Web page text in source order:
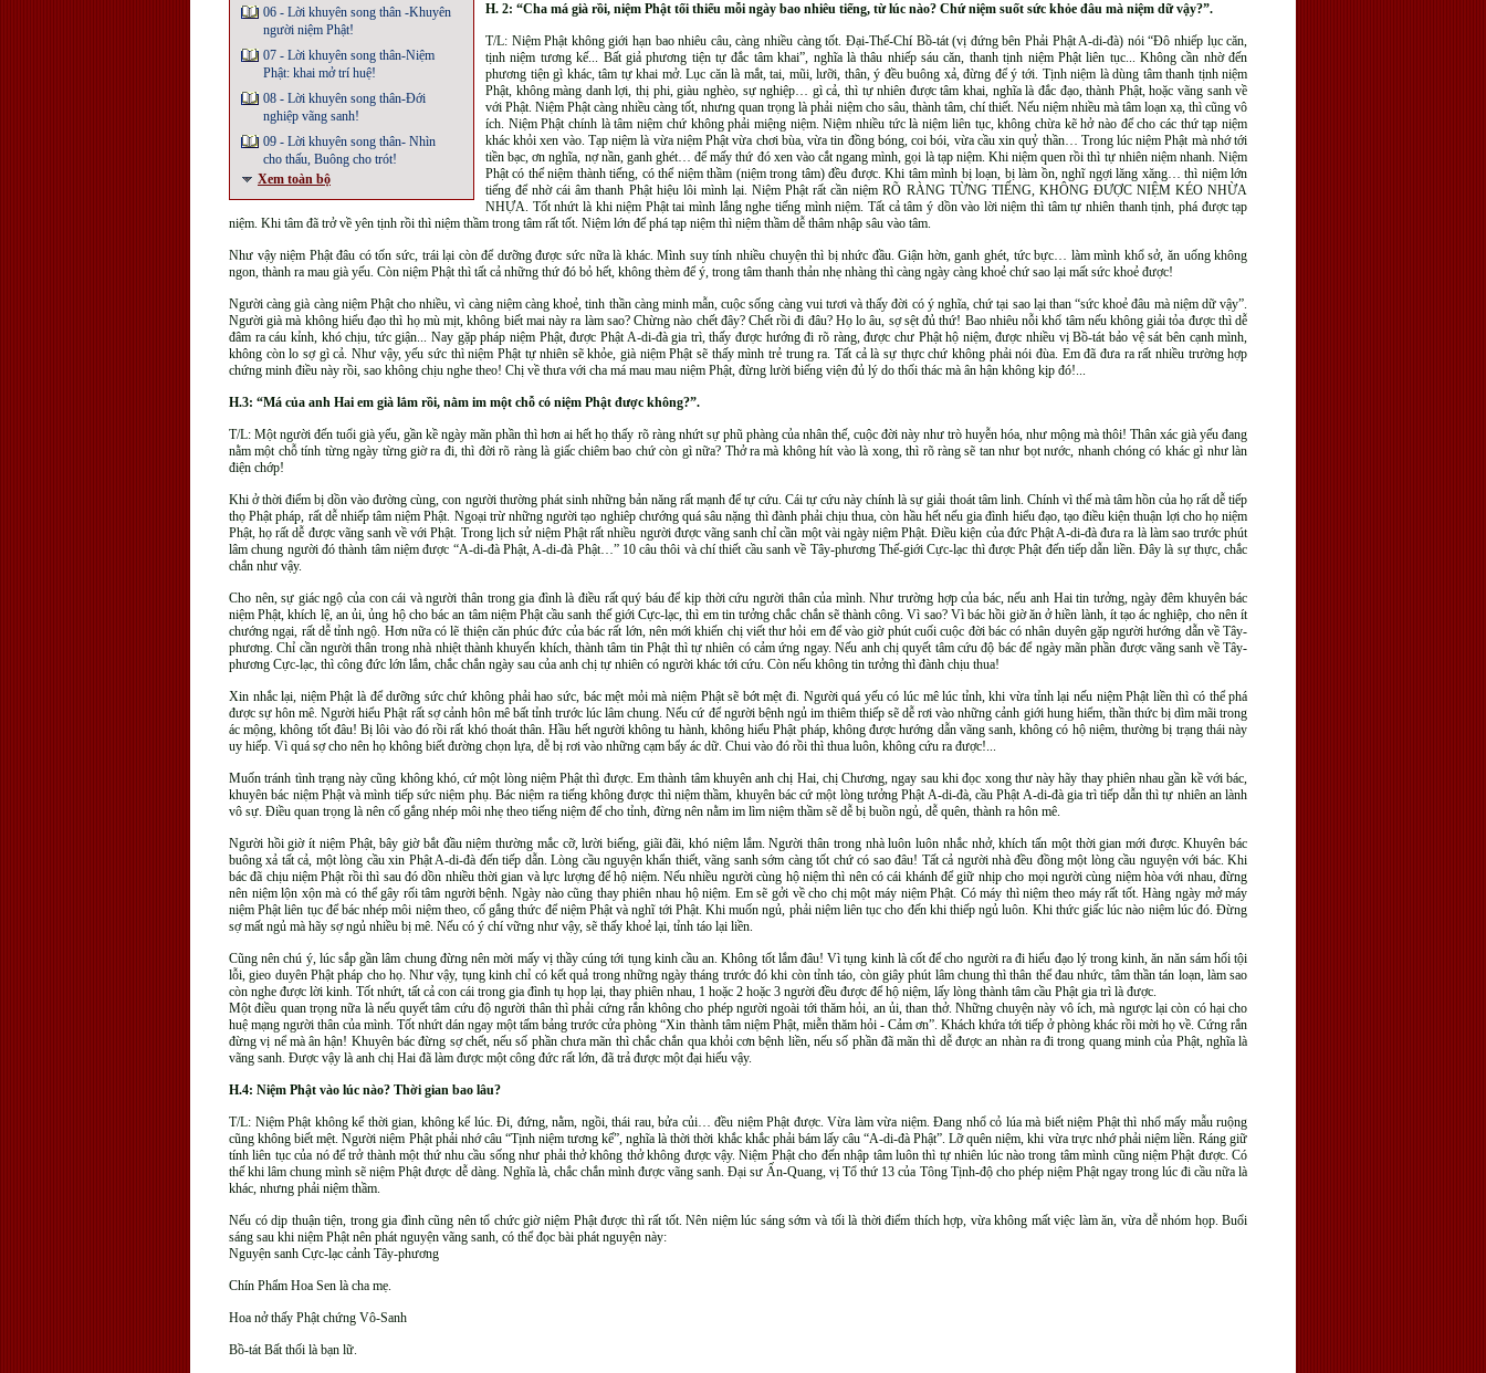
06 - Lời khuyên song thân -Khuyên
người niệm Phật!
07 - Lời khuyên song thân-Niệm
Phật: khai mở trí huệ!
08 - Lời khuyên song thân-Đới
nghiệp vãng sanh!
09 - Lời khuyên song thân- Nhìn
cho thấu, Buông cho trót!
Xem toàn bộ
H. 2: “Cha má già rồi, niệm Phật tối thiểu mỗi ngày bao nhiêu tiếng, từ lúc nào? Chứ niệm suốt sức khỏe đâu mà niệm dữ vậy?”.
T/L: Niệm Phật không giới hạn bao nhiêu câu, càng nhiều càng tốt. Đại-Thế-Chí Bồ-tát (vị đứng bên Phải Phật A-di-đà) nói “Đô nhiếp lục căn,
tịnh niệm tương kế... Bất giả phương tiện tự đắc tâm khai”, nghĩa là thâu nhiếp sáu căn, thanh tịnh niệm Phật liên tục... Không cần nhờ đến
phương tiện gì khác, tâm tự khai mở. Lục căn là mắt, tai, mũi, lưỡi, thân, ý đều buông xả, đừng để ý tới. Tịnh niệm là dùng tâm thanh tịnh niệm
Phật, không màng danh lợi, thị phi, giàu nghèo, sự nghiệp… gì cả, thì tự nhiên được tâm khai, nghĩa là đắc đạo, thành Phật, hoặc vãng sanh về
với Phật. Niệm Phật càng nhiều càng tốt, nhưng quan trọng là phải niệm cho sâu, thành tâm, chí thiết. Nếu niệm nhiều mà tâm loạn xạ, thì cũng vô
ích. Niệm Phật chính là tâm niệm chứ không phải miệng niệm. Niệm nhiều tức là niệm liên tục, không chừa kẽ hở nào để cho các thứ tạp niệm
khác khỏi xen vào. Tạp niệm là vừa niệm Phật vừa chơi bùa, vừa tin đồng bóng, coi bói, vừa cầu xin quỷ thần… Trong lúc niệm Phật mà nhớ tới
tiền bạc, ơn nghĩa, nợ nần, ganh ghét… để mấy thứ đó xen vào cắt ngang mình, gọi là tạp niệm. Khi niệm quen rồi thì tự nhiên niệm nhanh. Niệm
Phật có thể niệm thành tiếng, có thể niệm thầm (niệm trong tâm) đều được. Khi tâm mình bị loạn, bị làm ồn, nghĩ ngợi lăng xăng… thì niệm lớn
tiếng để nhờ cái âm thanh Phật hiệu lôi mình lại. Niệm Phật rất cần niệm RÕ RÀNG TỪNG TIẾNG, KHÔNG ĐƯỢC NIỆM KÉO NHỪA
NHỰA. Tốt nhứt là khi niệm Phật tai mình lắng nghe tiếng mình niệm. Tất cả tâm ý dồn vào lời niệm thì tâm tự nhiên thanh tịnh, phá được tạp
niệm. Khi tâm đã trở về yên tịnh rồi thì niệm thầm trong tâm rất tốt. Niệm lớn để phá tạp niệm thì niệm thầm dễ thâm nhập sâu vào tâm.
Như vậy niệm Phật đâu có tốn sức, trái lại còn để dưỡng được sức nữa là khác. Mình suy tính nhiều chuyện thì bị nhức đầu. Giận hờn, ganh ghét, tức bực… làm mình khổ sở, ăn uống không
ngon, thành ra mau già yếu. Còn niệm Phật thì tất cả những thứ đó bỏ hết, không thèm để ý, trong tâm thanh thản nhẹ nhàng thì càng ngày càng khoẻ chứ sao lại mất sức khoẻ được!
Người càng già càng niệm Phật cho nhiều, vì càng niệm càng khoẻ, tinh thần càng minh mẫn, cuộc sống càng vui tươi và thấy đời có ý nghĩa, chứ tại sao lại than “sức khoẻ đâu mà niệm dữ vậy”.
Người già mà không hiểu đạo thì họ mù mịt, không biết mai này ra làm sao? Chừng nào chết đây? Chết rồi đi đâu? Họ lo âu, sợ sệt đủ thứ! Bao nhiêu nỗi khổ tâm nếu không giải tỏa được thì dễ
đâm ra cáu kỉnh, khó chịu, tức giận... Nay gặp pháp niệm Phật, được Phật A-di-đà gia trì, thấy được hướng đi rõ ràng, được chư Phật hộ niệm, được nhiều vị Bồ-tát bảo vệ sát bên cạnh mình,
không còn lo sợ gì cả. Như vậy, yếu sức thì niệm Phật tự nhiên sẽ khỏe, già niệm Phật sẽ thấy mình trẻ trung ra. Tất cả là sự thực chứ không phải nói đùa. Em đã đưa ra rất nhiều trường hợp
chứng minh điều này rồi, sao không chịu nghe theo! Chị về thưa với cha má mau mau niệm Phật, đừng lười biếng viện đủ lý do thối thác mà ân hận không kịp đó!...
H.3: “Má của anh Hai em già lắm rồi, nằm im một chỗ có niệm Phật được không?”.
T/L: Một người đến tuổi già yếu, gần kề ngày mãn phần thì hơn ai hết họ thấy rõ ràng nhứt sự phũ phàng của nhân thế, cuộc đời này như trò huyễn hóa, như mộng mà thôi! Thân xác già yếu đang
nằm một chỗ tính từng ngày từng giờ ra đi, thì đời rõ ràng là giấc chiêm bao chứ còn gì nữa? Thở ra mà không hít vào là xong, thì rõ ràng sẽ tan như bọt nước, nhanh chóng có khác gì như làn
điện chớp!
Khi ở thời điểm bị dồn vào đường cùng, con người thường phát sinh những bản năng rất mạnh để tự cứu. Cái tự cứu này chính là sự giải thoát tâm linh. Chính vì thế mà tâm hồn của họ rất dễ tiếp
thọ Phật pháp, rất dễ nhiếp tâm niệm Phật. Ngoại trừ những người tạo nghiêp chướng quá sâu nặng thì đành phải chịu thua, còn hầu hết nếu gia đình hiểu đạo, tạo điều kiện thuận lợi cho họ niệm
Phật, họ rất dễ được vãng sanh về với Phật. Trong lịch sử niệm Phật rất nhiều người được vãng sanh chỉ cần một vài ngày niệm Phật. Điều kiện của đức Phật A-di-đà đưa ra là làm sao trước phút
lâm chung người đó thành tâm niệm được “A-di-đà Phật, A-di-đà Phật…” 10 câu thôi và chí thiết cầu sanh về Tây-phương Thế-giới Cực-lạc thì được Phật đến tiếp dẫn liền. Đây là sự thực, chắc
chắn như vậy.
Cho nên, sự giác ngộ của con cái và người thân trong gia đình là điều rất quý báu để kịp thời cứu người thân của mình. Như trường hợp của bác, nếu anh Hai tin tưởng, ngày đêm khuyên bác
niệm Phật, khích lệ, an ủi, ủng hộ cho bác an tâm niệm Phật cầu sanh thế giới Cực-lạc, thì em tin tưởng chắc chắn sẽ thành công. Vì sao? Vì bác hồi giờ ăn ở hiền lành, ít tạo ác nghiệp, cho nên ít
chướng ngại, rất dễ tỉnh ngộ. Hơn nữa có lẽ thiện căn phúc đức của bác rất lớn, nên mới khiến chị viết thư hỏi em để vào giờ phút cuối cuộc đời bác có nhân duyên gặp người hướng dẫn về Tây-
phương. Chỉ cần người thân trong nhà nhiệt thành khuyến khích, thành tâm tin Phật thì tự nhiên có cảm ứng ngay. Nếu anh chị quyết tâm cứu độ bác để ngày mãn phần được vãng sanh về Tây-
phương Cực-lạc, thì công đức lớn lắm, chắc chắn ngày sau của anh chị tự nhiên có người khác tới cứu. Còn nếu không tin tưởng thì đành chịu thua!
Xin nhắc lại, niệm Phật là để dưỡng sức chứ không phải hao sức, bác mệt mỏi mà niệm Phật sẽ bớt mệt đi. Người quá yếu có lúc mê lúc tỉnh, khi vừa tỉnh lại nếu niệm Phật liền thì có thể phá
được sự hôn mê. Người hiểu Phật rất sợ cảnh hôn mê bất tỉnh trước lúc lâm chung. Nếu cứ để người bệnh ngủ im thiêm thiếp sẽ dễ rơi vào những cảnh giới hung hiểm, thần thức bị dìm mãi trong
ác mộng, không tốt đâu! Bị lôi vào đó rồi rất khó thoát thân. Hầu hết người không tu hành, không hiểu Phật pháp, không được hướng dẫn vãng sanh, không có hộ niệm, thường bị trạng thái này
uy hiếp. Vì quá sợ cho nên họ không biết đường chọn lựa, dễ bị rơi vào những cạm bẩy ác dữ. Chui vào đó rồi thì thua luôn, không cứu ra được!...
Muốn tránh tình trạng này cũng không khó, cứ một lòng niệm Phật thì được. Em thành tâm khuyên anh chị Hai, chị Chương, ngay sau khi đọc xong thư này hãy thay phiên nhau gần kề với bác,
khuyên bác niệm Phật và mình tiếp sức niệm phụ. Bác niệm ra tiếng không được thì niệm thầm, khuyên bác cứ một lòng tưởng Phật A-di-đà, cầu Phật A-di-đà gia trì tiếp dẫn thì tự nhiên an lành
vô sự. Điều quan trọng là nên cố gắng nhép môi nhẹ theo tiếng niệm để cho tỉnh, đừng nên nằm im lìm niệm thầm sẽ dễ bị buồn ngủ, dễ quên, thành ra hôn mê.
Người hồi giờ ít niệm Phật, bây giờ bắt đầu niệm thường mắc cỡ, lười biếng, giãi đãi, khó niệm lắm. Người thân trong nhà luôn luôn nhắc nhở, khích tấn một thời gian mới được. Khuyên bác
buông xả tất cả, một lòng cầu xin Phật A-di-đà đến tiếp dẫn. Lòng cầu nguyện khẩn thiết, vãng sanh sớm càng tốt chứ có sao đâu! Tất cả người nhà đều đồng một lòng cầu nguyện với bác. Khi
bác đã chịu niệm Phật rồi thì sau đó dồn nhiều thời gian và lực lượng để hộ niệm. Nếu nhiều người cùng hộ niệm thì nên có cái khánh để giữ nhịp cho mọi người cùng niệm hòa với nhau, đừng
nên niệm lộn xộn mà có thể gây rối tâm người bệnh. Ngày nào cũng thay phiên nhau hộ niệm. Em sẽ gởi về cho chị một máy niệm Phật. Có máy thì niệm theo máy rất tốt. Hàng ngày mở máy
niệm Phật liên tục để bác nhép môi niệm theo, cố gắng thức để niệm Phật và nghĩ tới Phật. Khi muốn ngủ, phải niệm liên tục cho đến khi thiếp ngủ luôn. Khi thức giấc lúc nào niệm lúc đó. Đừng
sợ mất ngủ mà hãy sợ ngủ nhiều bị mê. Nếu có ý chí vững như vậy, sẽ thấy khoẻ lại, tỉnh táo lại liền.
Cũng nên chú ý, lúc sắp gần lâm chung đừng nên mời mấy vị thầy cúng tới tụng kinh cầu an. Không tốt lắm đâu! Vì tụng kinh là cốt để cho người ra đi hiểu đạo lý trong kinh, ăn năn sám hối tội
lỗi, gieo duyên Phật pháp cho họ. Như vậy, tụng kinh chỉ có kết quả trong những ngày tháng trước đó khi còn tỉnh táo, còn giây phút lâm chung thì thân thể đau nhức, tâm thần tán loạn, làm sao
còn nghe được lời kinh. Tốt nhứt, tất cả con cái trong gia đình tụ họp lại, thay phiên nhau, 1 hoặc 2 hoặc 3 người đều được để hộ niệm, lấy lòng thành tâm cầu Phật gia trì là được.
Một điều quan trọng nữa là nếu quyết tâm cứu độ người thân thì phải cứng rắn không cho phép người ngoài tới thăm hỏi, an ủi, than thở. Những chuyện này vô ích, mà ngược lại còn có hại cho
huệ mạng người thân của mình. Tốt nhứt dán ngay một tấm bảng trước cửa phòng “Xin thành tâm niệm Phật, miễn thăm hỏi - Cảm ơn”. Khách khứa tới tiếp ở phòng khác rồi mời họ về. Cứng rắn
đừng vị nể mà ân hận! Khuyên bác đừng sợ chết, nếu số phần chưa mãn thì chắc chắn qua khỏi cơn bệnh liền, nếu số phần đã mãn thì dễ được an nhàn ra đi trong quang minh của Phật, nghĩa là
vãng sanh. Được vậy là anh chị Hai đã làm được một công đức rất lớn, đã trả được một đại hiếu vậy.
H.4: Niệm Phật vào lúc nào? Thời gian bao lâu?
T/L: Niệm Phật không kể thời gian, không kể lúc. Đi, đứng, nằm, ngồi, thái rau, bửa củi… đều niệm Phật được. Vừa làm vừa niệm. Đang nhổ cỏ lúa mà biết niệm Phật thì nhổ mấy mẫu ruộng
cũng không biết mệt. Người niệm Phật phải nhớ câu “Tịnh niệm tương kế”, nghĩa là thời thời khắc khắc phải bám lấy câu “A-di-đà Phật”. Lỡ quên niệm, khi vừa trực nhớ phải niệm liền. Ráng giữ
tính liên tục của nó để trở thành một thứ nhu cầu sống như phải thở không thở không được vậy. Niệm Phật cho đến nhập tâm luôn thì tự nhiên lúc nào trong tâm mình cũng niệm Phật được. Có
thế khi lâm chung mình sẽ niệm Phật được dễ dàng. Nghĩa là, chắc chắn mình được vãng sanh. Đại sư Ấn-Quang, vị Tổ thứ 13 của Tông Tịnh-độ cho phép niệm Phật ngay trong lúc đi cầu nữa là
khác, nhưng phải niệm thầm.
Nếu có dịp thuận tiện, trong gia đình cũng nên tổ chức giờ niệm Phật được thì rất tốt. Nên niệm lúc sáng sớm và tối là thời điểm thích hợp, vừa không mất việc làm ăn, vừa dễ nhóm họp. Buổi
sáng sau khi niệm Phật nên phát nguyện vãng sanh, có thể đọc bài phát nguyện này:
Nguyện sanh Cực-lạc cảnh Tây-phương
Chín Phẩm Hoa Sen là cha mẹ.
Hoa nở thấy Phật chứng Vô-Sanh
Bồ-tát Bất thối là bạn lữ.